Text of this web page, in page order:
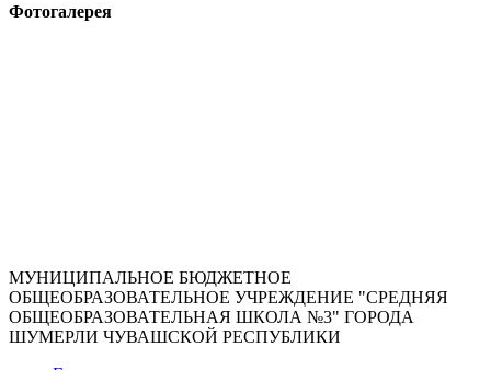
Фотогалерея
МУНИЦИПАЛЬНОЕ БЮДЖЕТНОЕ
ОБЩЕОБРАЗОВАТЕЛЬНОЕ УЧРЕЖДЕНИЕ "СРЕДНЯЯ
ОБЩЕОБРАЗОВАТЕЛЬНАЯ ШКОЛА №3" ГОРОДА
ШУМЕРЛИ ЧУВАШСКОЙ РЕСПУБЛИКИ